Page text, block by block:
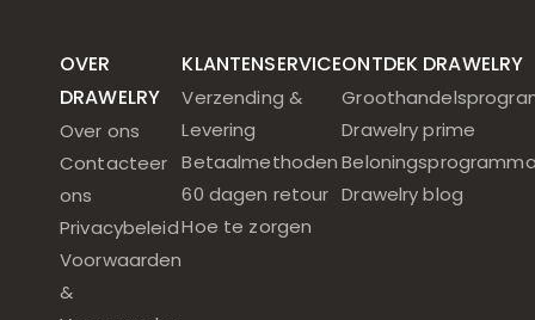
OVER
DRAWELRY
Over ons
Contacteer
ons
Privacybeleid
Voorwaarden
&
KLANTENSERVICE
Verzending &
Levering
Betaalmethoden
60 dagen retour
Hoe te zorgen
ONTDEK DRAWELRY
Drawelry prime
Drawelry blog